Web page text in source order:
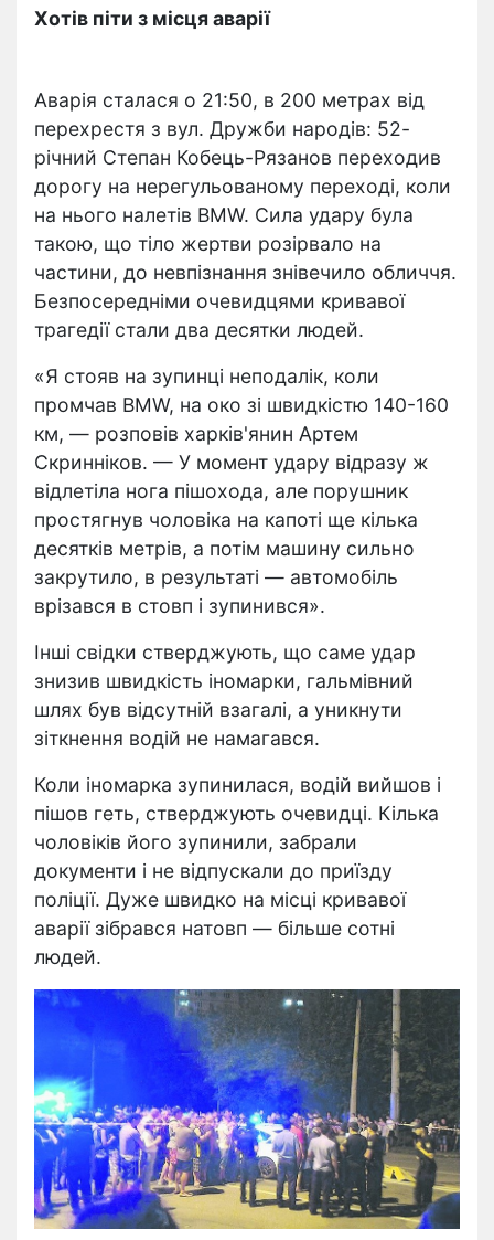
Хотів піти з місця аварії
Аварія сталася о 21:50, в 200 метрах від
перехрестя з вул. Дружби народів: 52-
річний Степан Кобець-Рязанов переходив
дорогу на нерегульованому переході, коли
на нього налетів BMW. Сила удару була
такою, що тіло жертви розірвало на
частини, до невпізнання знівечило обличчя.
Безпосередніми очевидцями кривавої
трагедії стали два десятки людей.
«Я стояв на зупинці неподалік, коли
промчав BMW, на око зі швидкістю 140-160
км, — розповів харків'янин Артем
Скринніков. — У момент удару відразу ж
відлетіла нога пішохода, але порушник
простягнув чоловіка на капоті ще кілька
десятків метрів, а потім машину сильно
закрутило, в результаті — автомобіль
врізався в стовп і зупинився».
Інші свідки стверджують, що саме удар
знизив швидкість іномарки, гальмівний
шлях був відсутній взагалі, а уникнути
зіткнення водій не намагався.
Коли іномарка зупинилася, водій вийшов і
пішов геть, стверджують очевидці. Кілька
чоловіків його зупинили, забрали
документи і не відпускали до приїзду
поліції. Дуже швидко на місці кривавої
аварії зібрався натовп — більше сотні
людей.